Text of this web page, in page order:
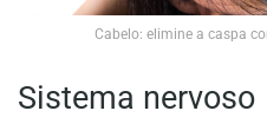
Cabelo: elimine a caspa
Sistema nervoso